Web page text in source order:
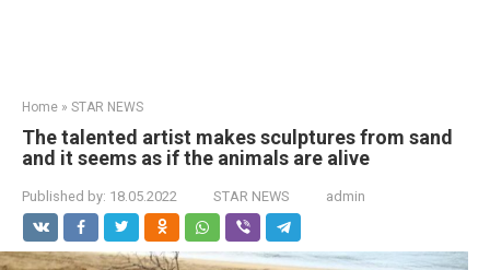
Home » STAR NEWS
The talented artist makes sculptures from sand
and it seems as if the animals are alive
Published by: 18.05.2022 STAR NEWS admin